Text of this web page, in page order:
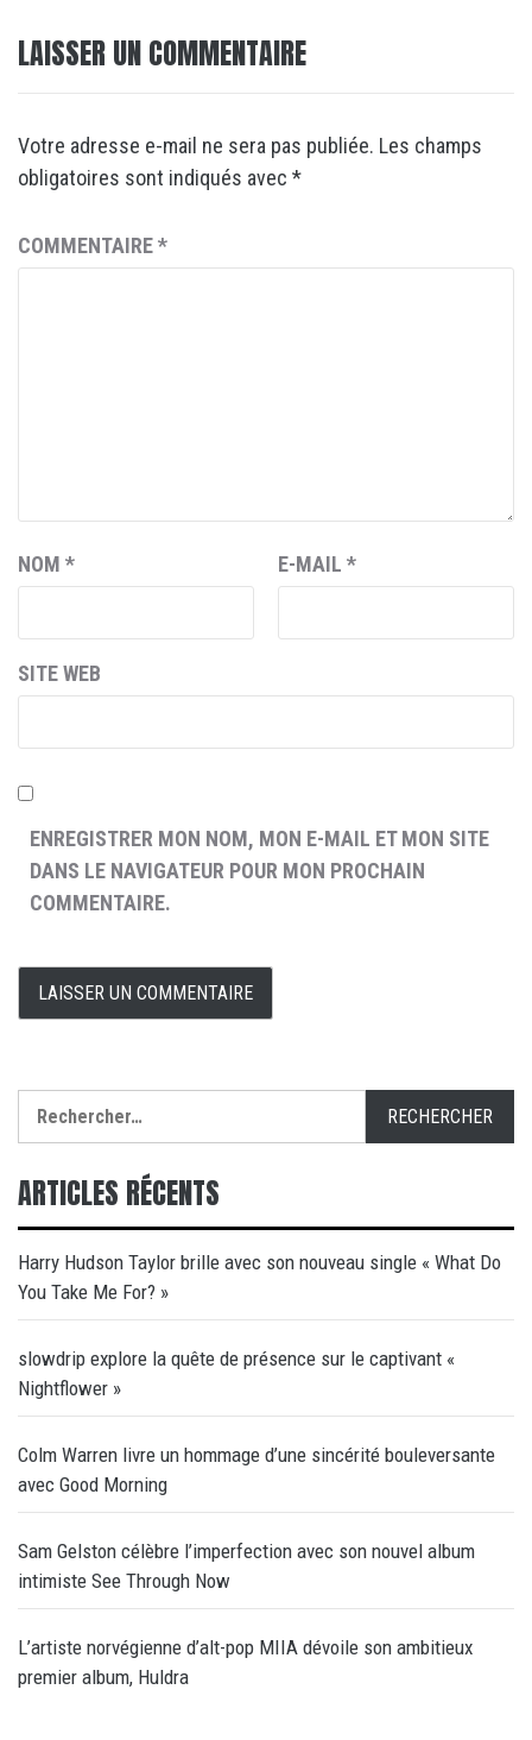
LAISSER UN COMMENTAIRE
Votre adresse e-mail ne sera pas publiée. Les champs
obligatoires sont indiqués avec *
COMMENTAIRE*
NOM * E-MAIL *
SITE WEB
ENREGISTRER MON NOM, MON E-MAIL ET MON SITE
DANS LE NAVIGATEUR POUR MON PROCHAIN
COMMENTAIRE.
ARTICLES RÉCENTS
Harry Hudson Taylor brille avec son nouveau single « What Do
You Take Me For? »
slowdrip explore la quête de présence sur le captivant «
Nightflower »
Colm Warren livre un hommage d’une sincérité bouleversante
avec Good Morning
Sam Gelston célèbre l’imperfection avec son nouvel album
intimiste See Through Now
L’artiste norvégienne d’alt-pop MIIA dévoile son ambitieux
premier album, Huldra